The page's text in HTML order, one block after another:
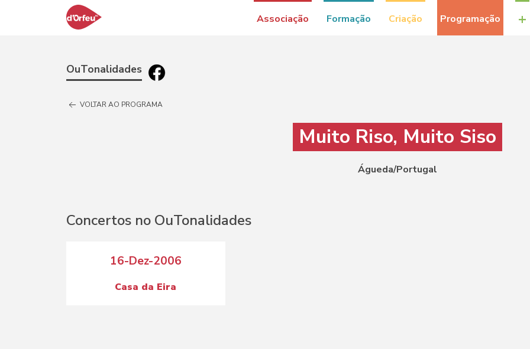
Associação Formação Criação Programação +
OuTonalidades
VOLTAR AO PROGRAMA
Muito Riso, Muito Siso
Águeda/Portugal
Concertos no OuTonalidades
16-Dez-2006
Casa da Eira